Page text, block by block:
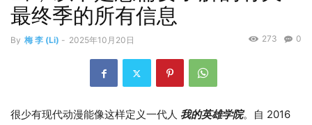
最终季的所有信息
By 梅 李 (Li) - 2025年10月20日 0
273
很少有现代动漫能像这样定义一代人 我的英雄学院。自 2016